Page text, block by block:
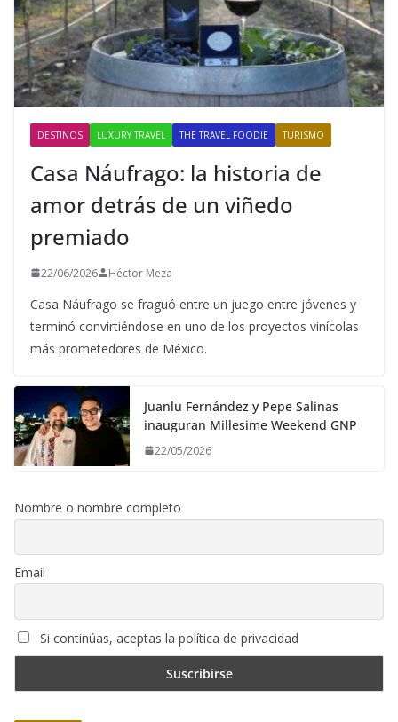
DESTINOS LUXURY TRAVEL THE TRAVEL FOODIE TURISMO
Casa Náufrago: la historia de
amor detrás de un viñedo
premiado
22/06/2026 Héctor Meza
Casa Náufrago se fraguó entre un juego entre jóvenes y
terminó convirtiéndose en uno de los proyectos vinícolas
más prometedores de México.
Juanlu Fernández y Pepe Salinas
inauguran Millesime Weekend GNP
22/05/2026
Nombre o nombre completo
Email
Si continúas, aceptas la política de privacidad